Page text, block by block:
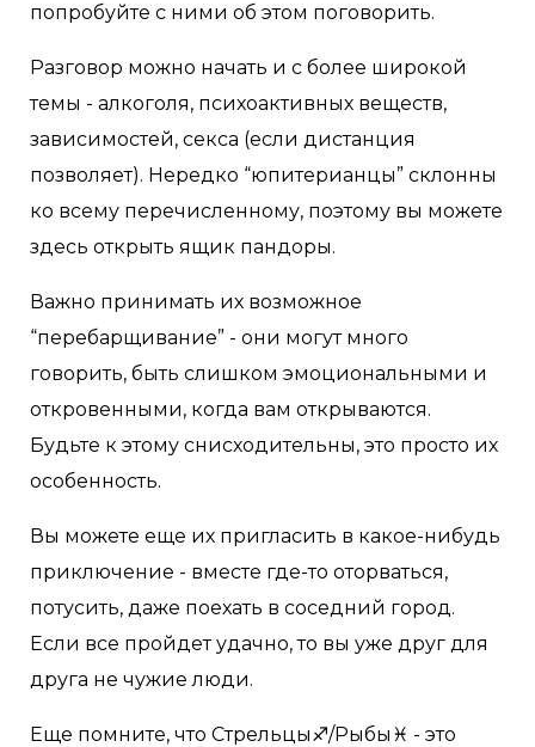
попробуйте с ними об этом поговорить.
Разговор можно начать и с более широкой
темы - алкоголя, психоактивных веществ,
зависимостей, секса (если дистанция
позволяет). Нередко “юпитерианцы” склонны
ко всему перечисленному, поэтому вы можете
здесь открыть ящик пандоры.
Важно принимать их возможное
“перебарщивание” - они могут много
говорить, быть слишком эмоциональными и
откровенными, когда вам открываются.
Будьте к этому снисходительны, это просто их
особенность.
Вы можете еще их пригласить в какое-нибудь
приключение - вместе где-то оторваться,
потусить, даже поехать в соседний город.
Если все пройдет удачно, то вы уже друг для
друга не чужие люди.
Еще помните, что Стрельцы♐/Рыбы♓ - это